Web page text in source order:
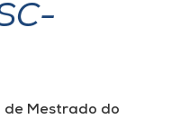
de Mestrado do